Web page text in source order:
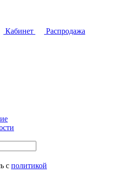
Кабинет
Распродажа
с политикой